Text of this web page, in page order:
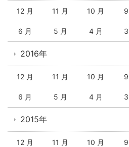
12 月 11 月 10 月
6 月 5 月 4 月
2016年
12 月 11 月 10 月
6 月 5 月 4 月
2015年
12 月 11 月 10 月